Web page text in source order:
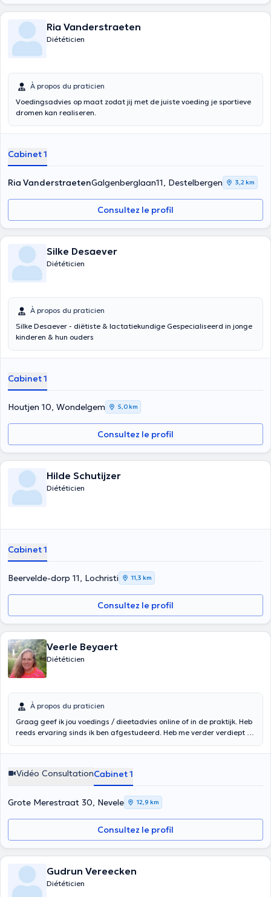
Ria Vanderstraeten
Diététicien
À propos du praticien
Voedingsadvies op maat zodat jij met de juiste voeding je sportieve
dromen kan realiseren.
Cabinet 1
Ria VanderstraetenGalgenberglaan11, Destelbergen 3,2 km
Consultez le profil
Silke Desaever
Diététicien
À propos du praticien
Silke Desaever - diëtiste & lactatiekundige Gespecialiseerd in jonge
kinderen & hun ouders
Cabinet 1
Houtjen 10, Wondelgem 5,0 km
Consultez le profil
Hilde Schutijzer
Diététicien
Cabinet 1
Beervelde-dorp 11, Lochristi 11,3 km
Consultez le profil
Veerle Beyaert
Diététicien
À propos du praticien
Graag geef ik jou voedings / dieetadvies online of in de praktijk. Heb
reeds ervaring sinds ik ben afgestudeerd. Heb me verder verdiept in
tegemoetkoming te bekijken en stel me ook in verbinding met uw
Vidéo ConsultationCabinet 1
Grote Merestraat 30, Nevele 12,9 km
Consultez le profil
Gudrun Vereecken
Diététicien